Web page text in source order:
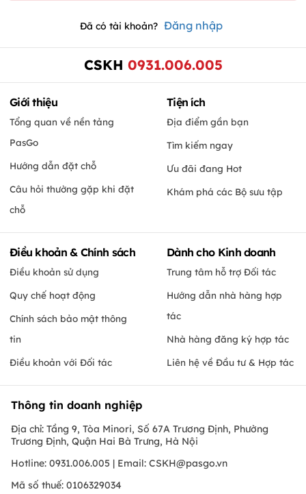
Đã có tài khoản? Đăng nhập
CSKH 0931.006.005
Giới thiệu
Tổng quan về nền tảng
PasGo
Hướng dẫn đặt chỗ
Câu hỏi thường gặp khi đặt
chỗ
Tiện ích
Địa điểm gần bạn
Tìm kiếm ngay
Ưu đãi đang Hot
Khám phá các Bộ sưu tập
Điều khoản & Chính sách
Điều khoản sử dụng
Quy chế hoạt động
Chính sách bảo mật thông
tin
Điều khoản với Đối tác
Dành cho Kinh doanh
Trung tâm hỗ trợ Đối tác
Hướng dẫn nhà hàng hợp
tác
Nhà hàng đăng ký hợp tác
Liên hệ về Đầu tư & Hợp tác
Thông tin doanh nghiệp
Địa chỉ: Tầng 9, Tòa Minori, Số 67A Trương Định, Phường
Trương Định, Quận Hai Bà Trưng, Hà Nội
Hotline: 0931.006.005 | Email: CSKH@pasgo.vn
Mã số thuế: 0106329034